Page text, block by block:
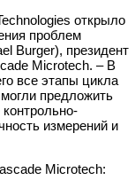
открыло
проблем
Burger), президент
Microtech. – В
все этапы цикла
предложить
измерений и
Microtech: